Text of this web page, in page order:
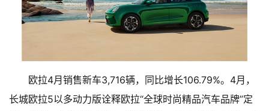
欧拉4月销售新车3,716辆，同比增长106.79%。4月，
长城欧拉5以多动力版诠释欧拉“全球时尚精品汽车品牌”定